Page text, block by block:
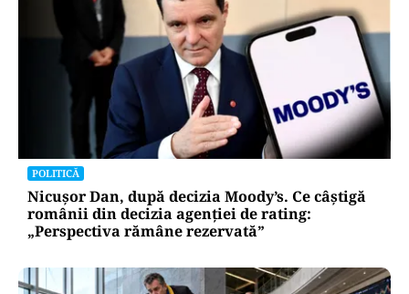
POLITICĂ
Nicușor Dan, după decizia Moody’s. Ce câștigă
românii din decizia agenției de rating:
„Perspectiva rămâne rezervată”